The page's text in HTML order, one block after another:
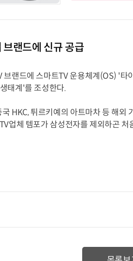
랜드에 신규 공급
브랜드에 스마트TV 운용체계(OS) '
태계'를 조성한다.
HKC, 튀르키예의 아트마차 등 해외
업체 템포가 삼성전자를 제외하곤